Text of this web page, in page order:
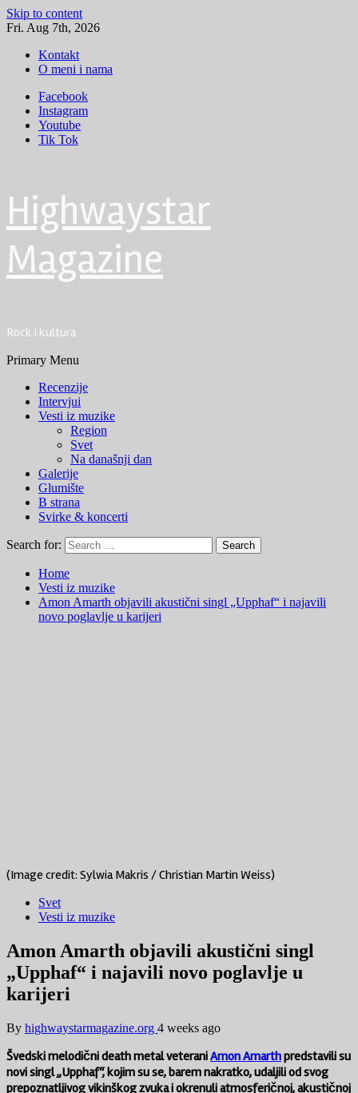
Skip to content
Fri. Aug 7th, 2026
Kontakt
O meni i nama
Facebook
Instagram
Youtube
Tik Tok
Highwaystar
Magazine
Rock i kultura
Primary Menu
Recenzije
Intervjui
Vesti iz muzike
Region
Svet
Na današnji dan
Galerije
Glumište
B strana
Svirke & koncerti
Search for:
Home
Vesti iz muzike
Amon Amarth objavili akustični singl „Upphaf“ i najavili
novo poglavlje u karijeri
(Image credit: Sylwia Makris / Christian Martin Weiss)
Svet
Vesti iz muzike
Amon Amarth objavili akustični singl
„Upphaf“ i najavili novo poglavlje u
karijeri
By highwaystarmagazine.org 4 weeks ago
Švedski melodični death metal veteraniAmon Amarthpredstavili su
novi singl „Upphaf“, kojim su se, barem nakratko, udaljili od svog
prepoznatljivog vikinškog zvuka i okrenuli atmosferičnoj, akustičnoj